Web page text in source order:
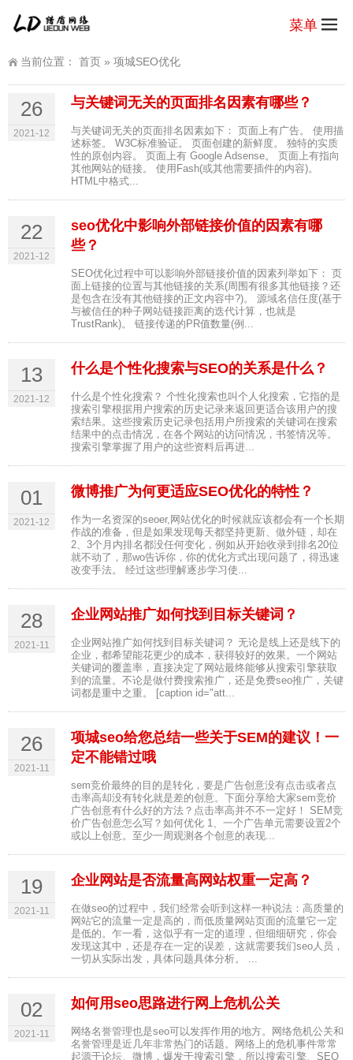
菜单
当前位置： 首页 » 项城SEO优化
26
2021-12
与关键词无关的页面排名因素有哪些？
与关键词无关的页面排名因素如下： 页面上有广告。 使用描
述标签。 W3C标准验证。 页面创建的新鲜度。 独特的实质
性的原创内容。 页面上有 Google Adsense。 页面上有指向
其他网站的链接。 使用Fash(或其他需要插件的内容)。
HTML中格式...
22
2021-12
seo优化中影响外部链接价值的因素有哪
些？
SEO优化过程中可以影响外部链接价值的因素列举如下： 页
面上链接的位置与其他链接的关系(周围有很多其他链接？还
是包含在没有其他链接的正文内容中?)。 源域名信任度(基于
与被信任的种子网站链接距离的迭代计算，也就是
TrustRank)。 链接传递的PR值数量(例...
13
2021-12
什么是个性化搜索与SEO的关系是什么？
什么是个性化搜索？ 个性化搜索也叫个人化搜索，它指的是
搜索引擎根据用户搜索的历史记录来返回更适合该用户的搜
索结果。这些搜索历史记录包括用户所搜索的关键词在搜索
结果中的点击情况，在各个网站的访问情况，书签情况等。
搜索引擎掌握了用户的这些资料后再进...
01
2021-12
微博推广为何更适应SEO优化的特性？
作为一名资深的seoer,网站优化的时候就应该都会有一个长期
作战的准备，但是如果发现每天都坚持更新、做外链，却在
2、3个月内排名都没任何变化，例如从开始收录到排名20位
就不动了，那wo告诉你，你的优化方式出现问题了，得迅速
改变手法。 经过这些理解逐步学习使...
28
2021-11
企业网站推广如何找到目标关键词？
企业网站推广如何找到目标关键词？ 无论是线上还是线下的
企业，都希望能花更少的成本，获得较好的效果。一个网站
关键词的覆盖率，直接决定了网站最终能够从搜索引擎获取
到的流量。不论是做付费搜索推广，还是免费seo推广，关键
词都是重中之重。 [caption id="att...
26
2021-11
项城seo给您总结一些关于SEM的建议！一
定不能错过哦
sem竞价最终的目的是转化，要是广告创意没有点击或者点
击率高却没有转化就是差的创意。下面分享给大家sem竞价
广告创意有什么好的方法？点击率高并不不一定好！ SEM竞
价广告创意怎么写？如何优化 1、一个广告单元需要设置2个
或以上创意。至少一周观测各个创意的表现...
19
2021-11
企业网站是否流量高网站权重一定高？
在做seo的过程中，我们经常会听到这样一种说法：高质量的
网站它的流量一定是高的，而低质量网站页面的流量它一定
是低的。乍一看，这似乎有一定的道理，但细细研究，你会
发现这其中，还是存在一定的误差，这就需要我们seo人员，
一切从实际出发，具体问题具体分析。 ...
02
2021-11
如何用seo思路进行网上危机公关
网络名誉管理也是seo可以发挥作用的地方。网络危机公关和
名誉管理是近几年非常热门的话题。网络上的危机事件常常
起源于论坛、微博，爆发于搜索引擎，所以搜索引擎、SEO